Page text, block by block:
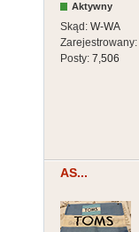
Aktywny
Skąd: W-WA
Zarejestrowany:
Posty: 7,506
AS...